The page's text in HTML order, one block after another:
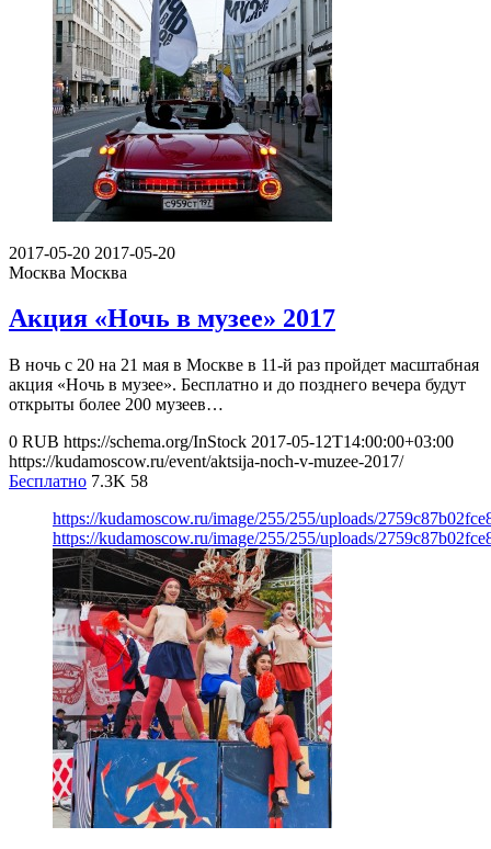
2017-05-20 2017-05-20
Москва Москва
Акция «Ночь в музее» 2017
В ночь с 20 на 21 мая в Москве в 11-й раз пройдет масштабная
акция «Ночь в музее». Бесплатно и до позднего вечера будут
открыты более 200 музеев…
0 RUB https://schema.org/InStock 2017-05-12T14:00:00+03:00
https://kudamoscow.ru/event/aktsija-noch-v-muzee-2017/
Бесплатно 7.3K 58
https://kudamoscow.ru/image/255/255/uploads/
https://kudamoscow.ru/image/255/255/uploads/